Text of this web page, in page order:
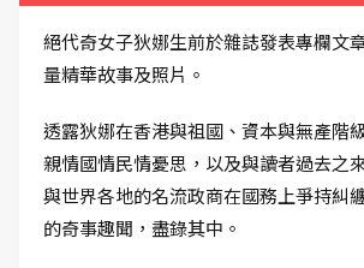
絕代奇女子狄娜生前於雜誌發表專欄文
量精華故事及照片。
透露狄娜在香港與祖國、資本與無產階
親情國情民情憂思，以及與讀者過去之
與世界各地的名流政商在國務上爭持糾
的奇事趣聞，盡錄其中。